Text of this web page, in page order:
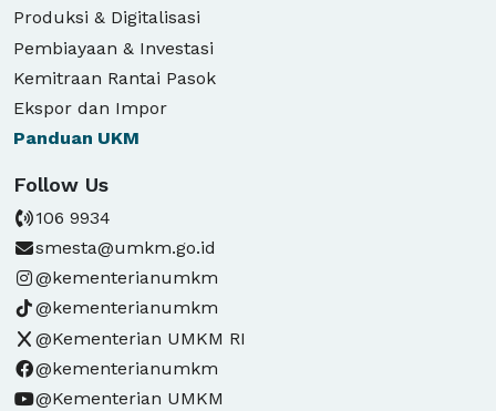
Produksi & Digitalisasi
Pembiayaan & Investasi
Kemitraan Rantai Pasok
Ekspor dan Impor
Panduan UKM
Follow Us
106 9934
smesta@umkm.go.id
@kementerianumkm
@kementerianumkm
@Kementerian UMKM RI
@kementerianumkm
@Kementerian UMKM